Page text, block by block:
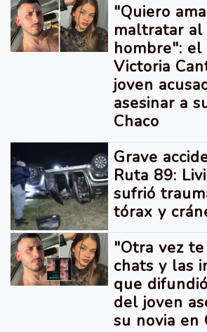
"Quiero
maltratar al
hombre":
Victoria
joven
asesinar a
Chaco
Grave
Ruta 89:
sufrió
tórax y
"Otra vez
chats y las
que
del joven
su novia en